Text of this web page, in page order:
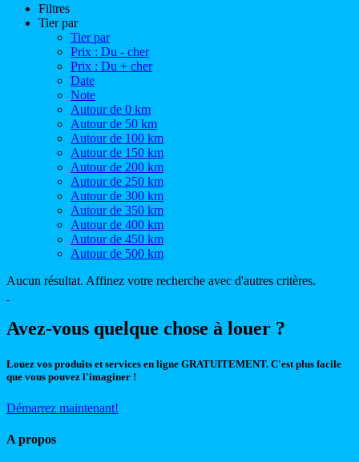
Filtres
Tier par
Tier par
Prix : Du - cher
Prix : Du + cher
Date
Note
Autour de 0 km
Autour de 50 km
Autour de 100 km
Autour de 150 km
Autour de 200 km
Autour de 250 km
Autour de 300 km
Autour de 350 km
Autour de 400 km
Autour de 450 km
Autour de 500 km
Aucun résultat. Affinez votre recherche avec d'autres critères.
Avez-vous quelque chose à louer ?
Louez vos produits et services en ligne GRATUITEMENT. C'est plus facile
que vous pouvez l'imaginer !
Démarrez maintenant!
A propos